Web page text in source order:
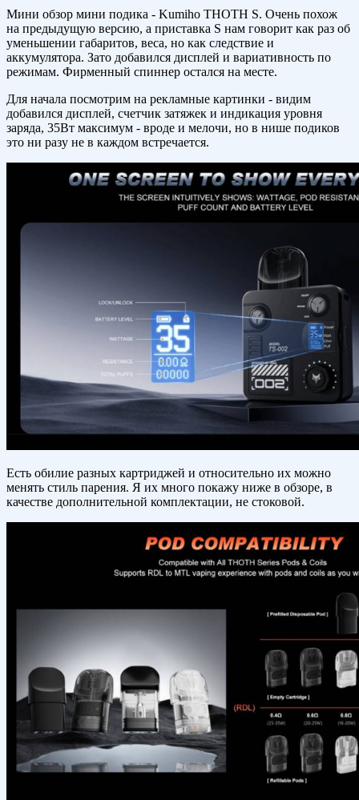
Мини обзор мини подика - Kumiho THOTH S. Очень похож
на предыдущую версию, а приставка S нам говорит как раз об
уменьшении габаритов, веса, но как следствие и
аккумулятора. Зато добавился дисплей и вариативность по
режимам. Фирменный спиннер остался на месте.
Для начала посмотрим на рекламные картинки - видим
добавился дисплей, счетчик затяжек и индикация уровня
заряда, 35Вт максимум - вроде и мелочи, но в нише подиков
это ни разу не в каждом встречается.
Есть обилие разных картриджей и относительно их можно
менять стиль парения. Я их много покажу ниже в обзоре, в
качестве дополнительной комплектации, не стоковой.